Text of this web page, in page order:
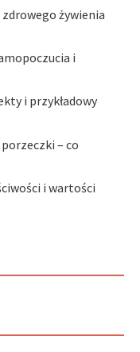
żywienia
i
i przykładowy
– co
i wartości